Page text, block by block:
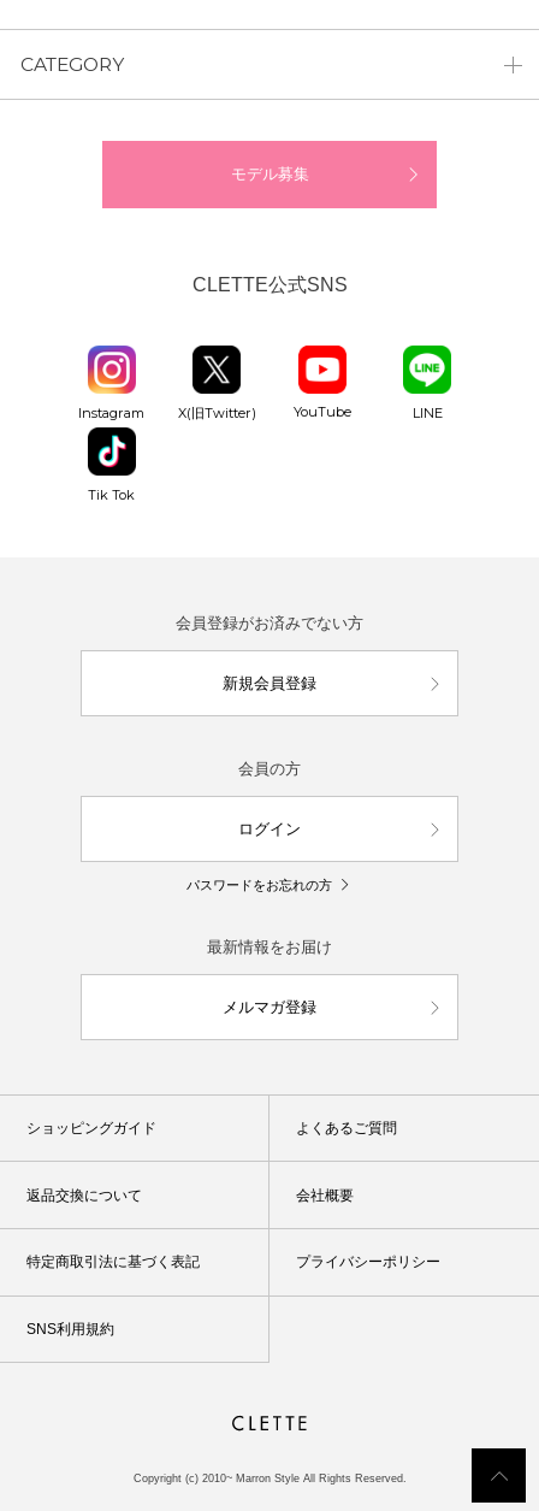
CATEGORY
モデル募集
CLETTE公式SNS
Instagram X(旧Twitter) YouTube LINE
Tik Tok
会員登録がお済みでない方
新規会員登録
会員の方
ログイン
パスワードをお忘れの方
最新情報をお届け
メルマガ登録
ショッピングガイド よくあるご質問
返品交換について 会社概要
特定商取引法に基づく表記 プライバシーポリシー
SNS利用規約
Copyright (c) 2010~ Marron Style All Rights Reserved.